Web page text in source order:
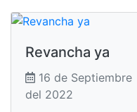
Revancha ya
16 de Septiembre
del 2022